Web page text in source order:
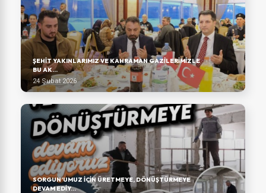
ŞEHIT YAKINLARIMIZ VE KAHRAMAN GAZILERIMIZLE
BU AK...
24 Şubat 2026
SORGUN’UMUZ IÇIN ÜRETMEYE, DÖNÜŞTÜRMEYE
DEVAM EDIY...